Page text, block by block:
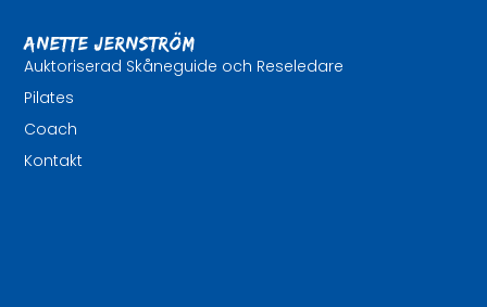
Anette Jernström
Auktoriserad Skåneguide och Reseledare
Pilates
Coach
Kontakt